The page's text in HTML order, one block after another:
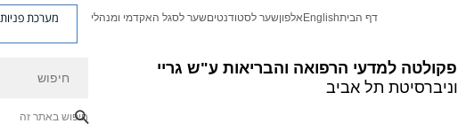
למדעי הרפואה והבריאות ע"ש גריי
תל אביב
דף הביתEnglish אלפוןשער לסטודנטיםשער לסגל האקדמי ומנהלי מערכת פניות
חיפוש באתר זה